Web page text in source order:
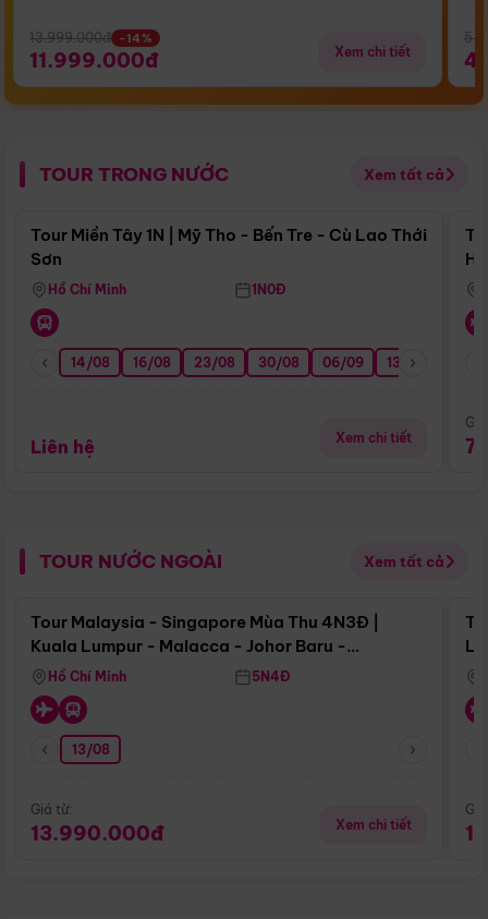
13.999.000đ -14%
11.999.000đ Xem chi tiết
TOUR TRONG NƯỚC Xem tất cả
Điểm nổi bật
Tour Miền Tây 1N | Mỹ Tho - Bến Tre - Cù Lao Thới
Sơn
Hồ Chí Minh 1N0Đ
14/08 16/08 23/08 30/08 06/09 13/09
Liên hệ Xem chi tiết
TOUR NƯỚC NGOÀI Xem tất cả
Điểm nổi bật
Tour Malaysia - Singapore Mùa Thu 4N3Đ |
Kuala Lumpur - Malacca - Johor Baru -
Singapore
Hồ Chí Minh 5N4Đ
13/08
Giá từ:
13.990.000đ Xem chi tiết